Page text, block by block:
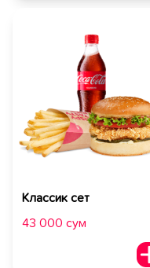
Классик сет
43 000 сум